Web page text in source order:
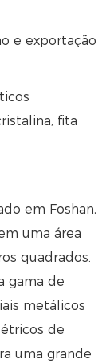
e exportação
fita
em Foshan,
uma área
quadrados.
gama de
metálicos
de
uma grande